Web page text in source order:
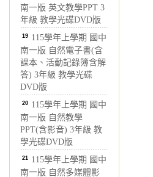
南一版 英文教學PPT 3
年級 教學光碟DVD版
19 115學年上學期 國中
南一版 自然電子書(含
課本、活動記錄簿含解
答) 3年級 教學光碟
DVD版
20 115學年上學期 國中
南一版 自然教學
PPT(含影音) 3年級 教
學光碟DVD版
21 115學年上學期 國中
南一版 自然多媒體影